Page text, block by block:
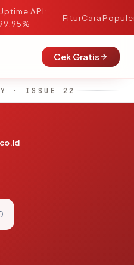
API:
FiturCara
Cek Gratis
· ISSUE 22